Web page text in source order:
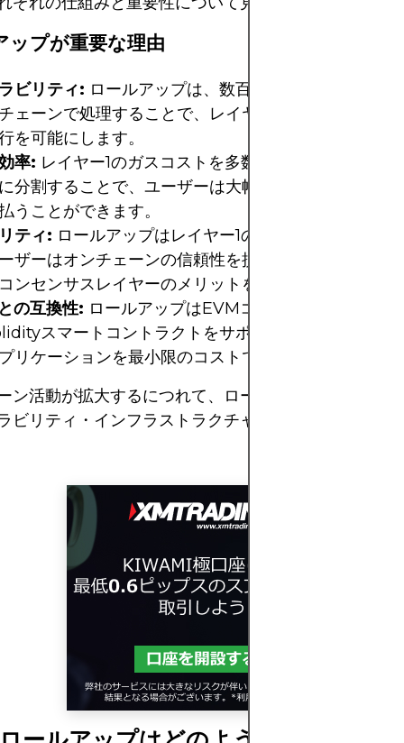
ップが重要な理由
ビリティ: ロールアップは、数百から数千のトランザ
ェーンで処理することで、レイヤー1の負荷を軽減し
を可能にします。
率: レイヤー1のガスコストを多数のバンドルされた
分割することで、ユーザーは大幅に低いトランザク
うことができます。
ティ: ロールアップはレイヤー1のセキュリティを継
ザーはオンチェーンの信頼性を損なうことなく、
ンセンサスレイヤーのメリットを享受できます。
の互換性: ロールアップはEVMコンプライアンスを
スマートコントラクトをサポートしているため、
リケーションを最小限のコストで簡単に導入できま
ン活動が拡大するにつれて、ロールアップはブロッ
ビリティ・インフラストラクチャの中心となること